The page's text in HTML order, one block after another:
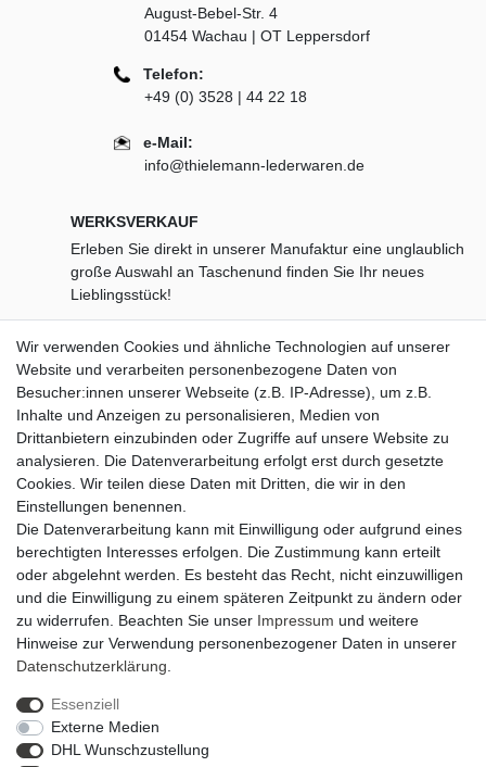
August-Bebel-Str. 4
01454 Wachau | OT Leppersdorf
Telefon:
+49 (0) 3528 | 44 22 18
e-Mail:
info@thielemann-lederwaren.de
WERKSVERKAUF
Erleben Sie direkt in unserer Manufaktur eine unglaublich
große Auswahl an Taschenund finden Sie Ihr neues
Lieblingsstück!
Montag - Freitag
07.00 - 12.00 Uhr und 13.00 - 15.00 Uhr
zusätzlich Dienstag
13.00 - 18.00 Uhr
SERVICE
Versand & Lieferung
Zahlungsmöglichkeiten
Rückgabe & Umtausch
AGB
Datenschutzerklärung
Widerrufsrecht
Widerrufsformular
Wir verwenden Cookies und ähnliche Technologien auf unserer
Website und verarbeiten personenbezogene Daten von
Besucher:innen unserer Webseite (z.B. IP-Adresse), um z.B.
Inhalte und Anzeigen zu personalisieren, Medien von
Drittanbietern einzubinden oder Zugriffe auf unsere Website zu
analysieren. Die Datenverarbeitung erfolgt erst durch gesetzte
Cookies. Wir teilen diese Daten mit Dritten, die wir in den
Einstellungen benennen.
Die Datenverarbeitung kann mit Einwilligung oder aufgrund eines
berechtigten Interesses erfolgen. Die Zustimmung kann erteilt
oder abgelehnt werden. Es besteht das Recht, nicht einzuwilligen
und die Einwilligung zu einem späteren Zeitpunkt zu ändern oder
zu widerrufen. Beachten Sie unser Impressum und weitere
Hinweise zur Verwendung personenbezogener Daten in unserer
Daten­schutz­erklärung
Essenziell
Externe Medien
DHL Wunschzustellung